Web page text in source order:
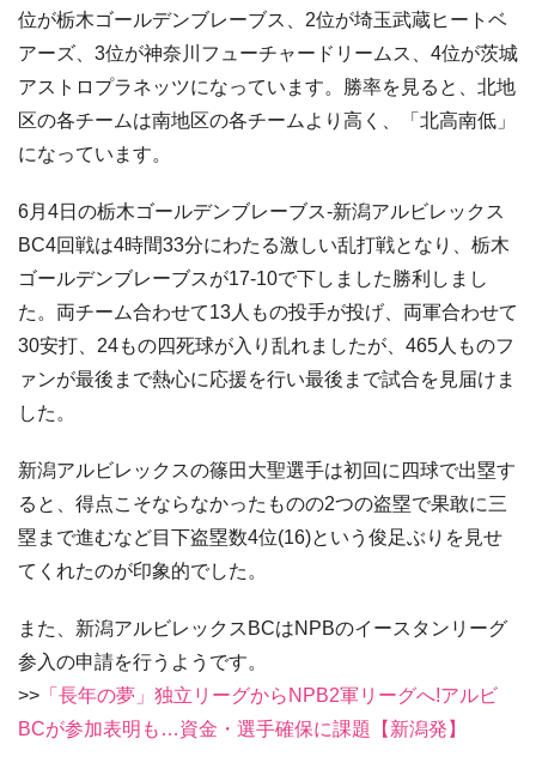
位が栃木ゴールデンブレーブス、2位が埼玉武蔵ヒートベ
アーズ、3位が神奈川フューチャードリームス、4位が茨城
アストロプラネッツになっています。勝率を見ると、北地
区の各チームは南地区の各チームより高く、「北高南低」
になっています。
6月4日の栃木ゴールデンブレーブス‐新潟アルビレックス
BC4回戦は4時間33分にわたる激しい乱打戦となり、栃木
ゴールデンブレーブスが17‐10で下しました勝利しまし
た。両チーム合わせて13人もの投手が投げ、両軍合わせて
30安打、24もの四死球が入り乱れましたが、465人ものフ
ァンが最後まで熱心に応援を行い最後まで試合を見届けま
した。
新潟アルビレックスの篠田大聖選手は初回に四球で出塁す
ると、得点こそならなかったものの2つの盗塁で果敢に三
塁まで進むなど目下盗塁数4位(16)という俊足ぶりを見せ
てくれたのが印象的でした。
また、新潟アルビレックスBCはNPBのイースタンリーグ
参入の申請を行うようです。
>> 「長年の夢」独立リーグからNPB2軍リーグへ!アルビ
BCが参加表明も…資金・選手確保に課題【新潟発】